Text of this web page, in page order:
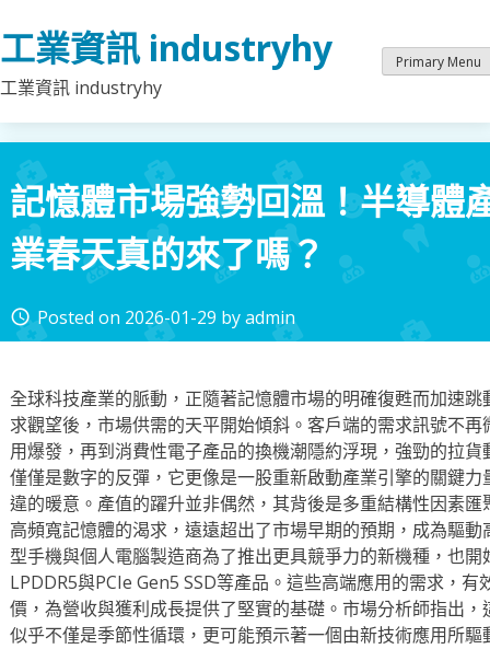
to
content
工業資訊 industryhy
工業資訊 industryhy
Primary Menu
記憶體市場強勢回溫！半導體
業春天真的來了嗎？
access_time Posted on 2026-01-29 byadmin
全球科技產業的脈動，正隨著記憶體市場的明確復甦而加速
求觀望後，市場供需的天平開始傾斜。客戶端的需求訊號不
用爆發，再到消費性電子產品的換機潮隱約浮現，強勁的拉
僅僅是數字的反彈，它更像是一股重新啟動產業引擎的關鍵
違的暖意。產值的躍升並非偶然，其背後是多重結構性因素
高頻寬記憶體的渴求，遠遠超出了市場早期的預期，成為驅
型手機與個人電腦製造商為了推出更具競爭力的新機種，也
LPDDR5與PCIe Gen5 SSD等產品。這些高端應用的需求，
價，為營收與獲利成長提供了堅實的基礎。市場分析師指出
似乎不僅是季節性循環，更可能預示著一個由新技術應用所